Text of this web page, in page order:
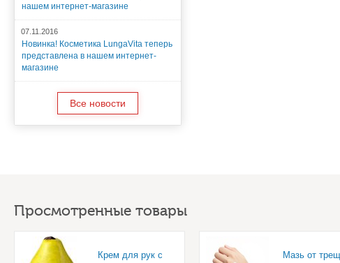
нашем интернет-магазине
07.11.2016
Новинка! Косметика LungaVita теперь
представлена в нашем интернет-
магазине
Все новости
Просмотренные товары
Крем для рук с
Мазь от